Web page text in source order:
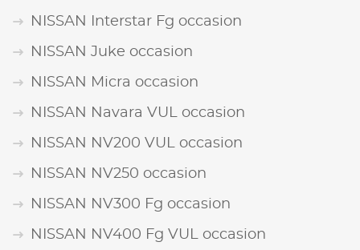
NISSAN Interstar Fg occasion
NISSAN Juke occasion
NISSAN Micra occasion
NISSAN Navara VUL occasion
NISSAN NV200 VUL occasion
NISSAN NV250 occasion
NISSAN NV300 Fg occasion
NISSAN NV400 Fg VUL occasion